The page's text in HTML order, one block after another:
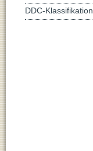
DDC-Klassifikation